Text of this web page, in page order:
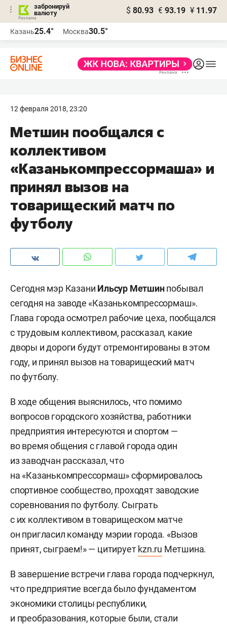
забронируй
валюту
$ 80.93 € 93.19 ¥ 11.97
Казань25.4° Москва30.5°
12 февраля 2018, 23:20
Метшин пообщался с
коллективом
«Казанькомпрессормаша» и
принял вызов на
товарищеский матч по
футболу
Сегодня мэр Казани Ильсур Метшинпобывал
сегодня на заводе «Казанькомпрессормаш».
Глава города осмотрел рабочие цеха, пообщался
с трудовым коллективом, рассказал, какие
дворы и дороги будут отремонтированы в этом
году, и принял вызов на товарищеский матч
по футболу.
В ходе общения выяснилось, что помимо
вопросов городского хозяйства, работники
предприятия интересуются и спортом —
во время общения с главой города один
из заводчан рассказал, что
на «Казанькомпрессормаш» сформировалось
спортивное сообщество, проходят заводские
соревнования по футболу. Сыграть
с их коллективом в товарищеском матче
он пригласил команду мэрии города. «Вызов
принят, сыграем!» — цитирует kzn.ru Метшина.
В завершение встречи глава города подчеркнул,
что предприятие всегда было фундаментом
экономики столицы республики,
и преобразования, которые были, стали